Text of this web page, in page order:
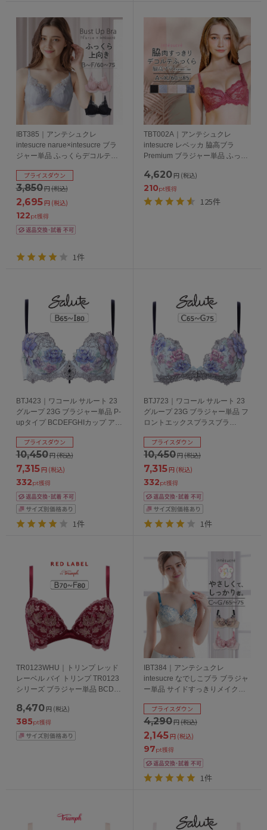
IBT385｜アンテシュクレ
intesucre narue×intesucre ブラ
ジャー単品 ふっくらデコルテメ
60/65/70/75cm
3,850円(税込)
プライスダウン
2,695円 (税込)
122pt獲得
1件
TBT002A｜アンテシュクレ
intesucre レベッカ 脇高ブラ
Premium ブラジャー単品 ふっく
ABCDEFGHIJKカップ アンダー
60/65/70/75/80/85cm
4,620 円 (税込)
210pt獲得
125件
BTJ423｜ワコール サルート 23
グループ 23G ブラジャー単品 P-
upタイプ BCDEFGHIカップ アン
10,450円(税込)
プライスダウン
7,315円 (税込)
332pt獲得
1件
BTJ723｜ワコール サルート 23
グループ 23G ブラジャー単品 フ
ロントエックスプラスブラ
65/70/75cm
10,450円(税込)
プライスダウン
7,315円 (税込)
332pt獲得
1件
TR0123WHU｜トリンプ レッド
レーベル バイ トリンプ TR0123
シリーズ ブラジャー単品 BCDEF
65/70/75/80/85cm
8,470 円 (税込)
385pt獲得
IBT384｜アンテシュクレ
intesucre なでしこブラ ブラジャ
ー単品 サイドすっきりメイク
65/70/75cm
4,290円(税込)
プライスダウン
2,145円 (税込)
97pt獲得
1件